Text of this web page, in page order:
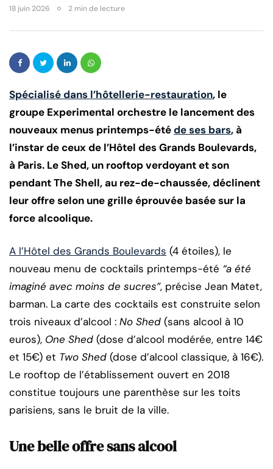
18 juin 2026 2 min de lecture
Spécialisé dans l’hôtellerie-restauration, le
groupe Experimental orchestre le lancement des
nouveaux menus printemps-étéde ses bars, à
l’instar de ceux de l’Hôtel des Grands Boulevards,
à Paris. Le Shed, un rooftop verdoyant et son
pendant The Shell, au rez-de-chaussée, déclinent
leur offre selon une grille éprouvée basée sur la
force alcoolique.
A l’Hôtel des Grands Boulevards (4 étoiles), le
nouveau menu de cocktails printemps-été “a été
imaginé avec moins de sucres”, précise Jean Matet,
barman. La carte des cocktails est construite selon
trois niveaux d’alcool : No Shed (sans alcool à 10
euros), One Shed (dose d’alcool modérée, entre 14€
et 15€) et Two Shed (dose d’alcool classique, à 16€).
Le rooftop de l’établissement ouvert en 2018
constitue toujours une parenthèse sur les toits
parisiens, sans le bruit de la ville.
Une belle offre sans alcool